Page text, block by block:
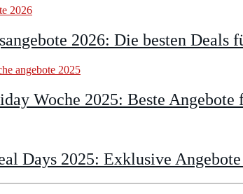
2026: Die besten Deals
Woche 2025: Beste
Days 2025: Exklusive